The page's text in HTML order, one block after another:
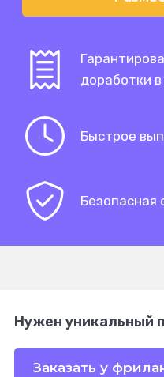
доработки
Быстрое
Безопасная
Нужен уникальный
Заказать у